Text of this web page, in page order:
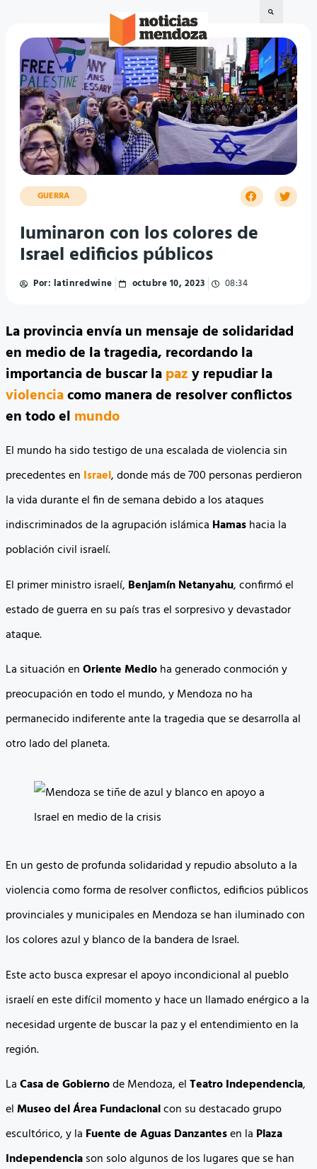
GUERRA
Iuminaron con los colores de
Israel edificios públicos
Por: latinredwine octubre 10, 2023 08:34
La provincia envía un mensaje de solidaridad
en medio de la tragedia, recordando la
importancia de buscar lapazy repudiar la
violenciacomo manera de resolver conflictos
en todo el mundo
El mundo ha sido testigo de una escalada de violencia sin
precedentes en Israel, donde más de 700 personas perdieron
la vida durante el fin de semana debido a los ataques
indiscriminados de la agrupación islámica Hamashacia la
población civil israelí.
El primer ministro israelí, Benjamín Netanyahu, confirmó el
estado de guerra en su país tras el sorpresivo y devastador
ataque.
La situación enOriente Medioha generado conmoción y
preocupación en todo el mundo, y Mendoza no ha
permanecido indiferente ante la tragedia que se desarrolla al
otro lado del planeta.
En un gesto de profunda solidaridad y repudio absoluto a la
violencia como forma de resolver conflictos, edificios públicos
provinciales y municipales en Mendoza se han iluminado con
los colores azul y blanco de la bandera de Israel.
Este acto busca expresar el apoyo incondicional al pueblo
israelí en este difícil momento y hace un llamado enérgico a la
necesidad urgente de buscar la paz y el entendimiento en la
región.
LaCasa de Gobiernode Mendoza, elTeatro Independencia,
elMuseo del Área Fundacionalcon su destacado grupo
escultórico, y la Fuente de Aguas Danzantesen la Plaza
Independenciason solo algunos de los lugares que se han